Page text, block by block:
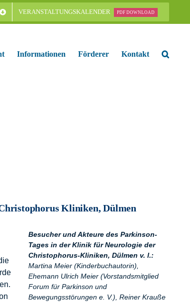
VERANSTALTUNGSKALENDER PDF DOWNLOAD
Informationen Förderer Kontakt
Kliniken, Dülmen
Besucher und Akteure des Parkinson-
Tages in der Klinik für Neurologie der
Christophorus-Kliniken, Dülmen v. l.:
Martina Meier (Kinderbuchautorin),
Ehemann Ulrich Meier (Vorstandsmitglied
Forum für Parkinson und
Bewegungsstörungen e. V.), Reiner Krauße